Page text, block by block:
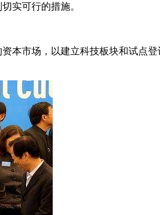
实可行的措施。
市场，以建立科技板块和试点